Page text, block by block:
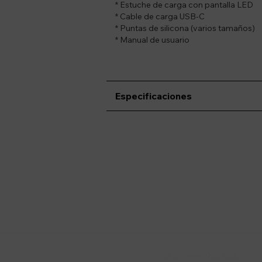
* Estuche de carga con pantalla LED
* Cable de carga USB-C
* Puntas de silicona (varios tamaños)
* Manual de usuario
Especificaciones